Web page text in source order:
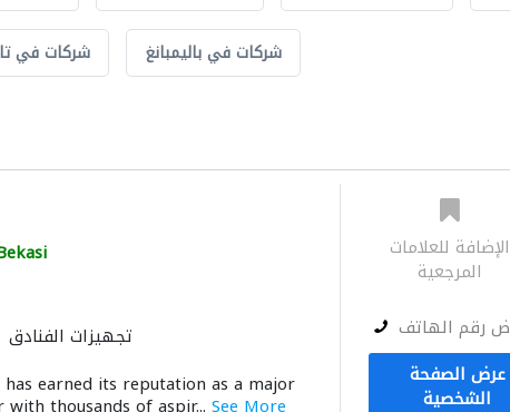
شركات في شركات في باليمبانغ
تجهيزات الفنادق
earned its reputation as a major
الإضافة للعلامات
المرجعية
رقم الهاتف
عرض الصفحة
الشخصية